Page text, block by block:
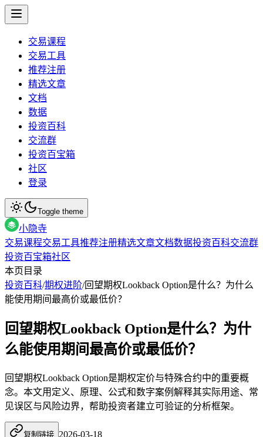
交易课程
交易工具
推荐注册
精选文章
文档
数据
投资百科
交流群
投资百宝箱
社区
登录
Toggle theme
小隐寺
交易课程交易工具推荐注册精选文章文档数据投资百科交流群
投资百宝箱社区
本页目录
投资百科/期权进阶/回望期权Lookback Option是什么？为什么
能使用期间最高价或最低价？
回望期权Lookback Option是什么？为什
么能使用期间最高价或最低价？
回望期权Lookback Option是期权定价与特殊合约中的重要概
念。本文用定义、原理、公式和数字案例解释其实际用途、常
见误区与风险边界，帮助投资者建立可验证的分析框架。
复制链接 2026-03-18